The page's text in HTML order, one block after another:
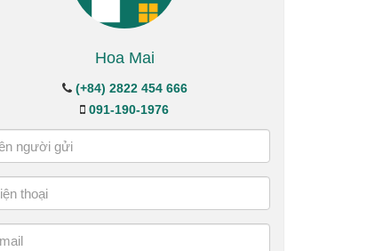
Hoa Mai
(+84) 2822 454 666
091-190-1976